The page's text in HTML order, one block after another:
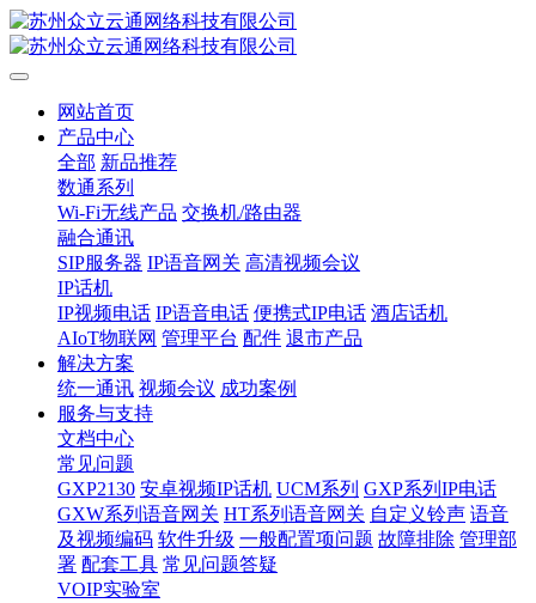
网站首页
产品中心
全部 新品推荐
数通系列
Wi-Fi无线产品 交换机/路由器
融合通讯
SIP服务器 IP语音网关 高清视频会议
IP话机
IP视频电话 IP语音电话 便携式IP电话 酒店话机
AIoT物联网 管理平台 配件 退市产品
解决方案
统一通讯 视频会议 成功案例
服务与支持
文档中心
常见问题
GXP2130 安卓视频IP话机 UCM系列 GXP系列IP电话
GXW系列语音网关 HT系列语音网关 自定义铃声 语音
及视频编码 软件升级 一般配置项问题 故障排除 管理部
署 配套工具 常见问题答疑
VOIP实验室